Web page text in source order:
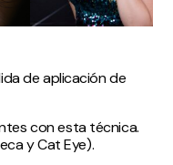
deaplicación de
con esta técnica.
y Cat Eye).